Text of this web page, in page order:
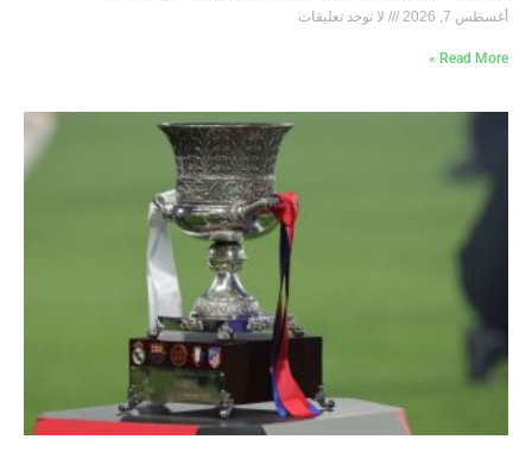
أغسطس 7, 2026 لا توجد تعليقات
Read More »